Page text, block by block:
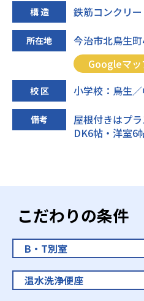
構 造 鉄筋コンクリ
所在地
今治市北鳥生
Googleマッ
校 区 小学校：鳥生
備考
屋根付きはプ
DK6帖・洋室
こだわりの条件
B・T別室
温水洗浄便座